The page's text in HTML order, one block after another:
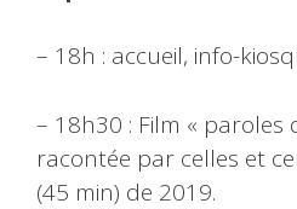
– 18h : accueil, info-
– 18h30 : Film « paroles
racontée par celles et
(45 min) de 2019.